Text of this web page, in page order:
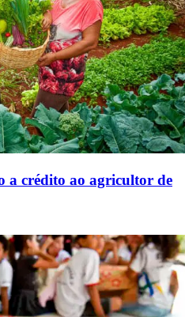
a crédito ao agricultor de